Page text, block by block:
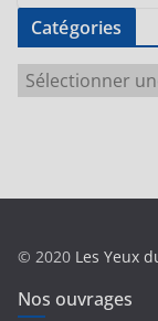
Catégories
a
e
© 2020 Les Yeux
Nos ouvrages